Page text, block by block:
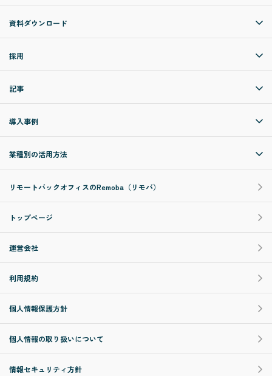
資料ダウンロード
採用
記事
導入事例
業種別の活用方法
リモートバックオフィスのRemoba（リモバ）
トップページ
運営会社
利用規約
個人情報保護方針
個人情報の取り扱いについて
情報セキュリティ方針